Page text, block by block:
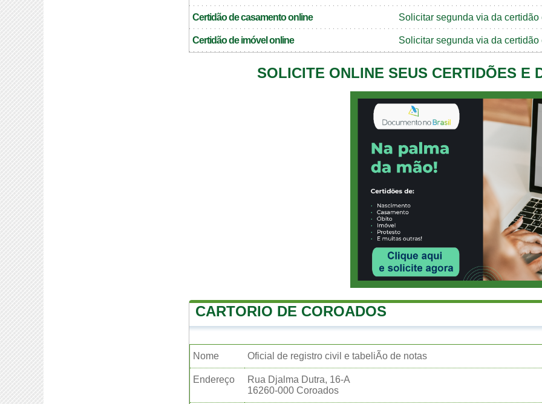
Certidão de casamento online Solicitar segunda via da
Certidão de imóvel online Solicitar segunda via da
SOLICITE ONLINE SEUS CERTIDÕES E
CARTORIO DE COROADOS
Nome Oficial de registro civil e tabeliÃo de notas
Endereço
Rua Djalma Dutra, 16-A
16260-000 Coroados